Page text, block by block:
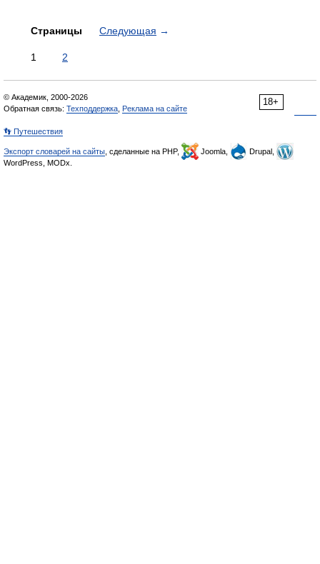
Страницы Следующая →
1 2
18+
© Академик, 2000-2026
Обратная связь: Техподдержка Реклама на сайте
👣 Путешествия
Экспорт словарей на сайты , сделанные на PHP, Joomla,
Drupal,
WordPress, MODx.